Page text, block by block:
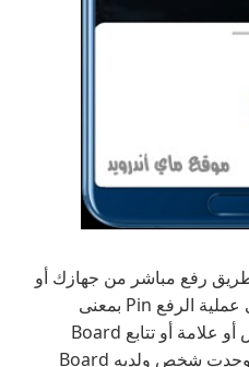
رفع مباشر من جهازك أو
من خلال رابط الصورة (تسمى عملية الرفع Pin بمعنى
تثبيت). تستطيع أن تتابع شخص أو علامة أو تتابع Board
محدد من ذلك الحساب. مثلا، وجدت شخص ولديه Board